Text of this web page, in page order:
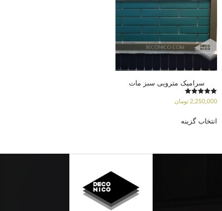
سرامیک مترویی سبز مات
امتیاز
2,250,000 تومان
انتخاب گزینه